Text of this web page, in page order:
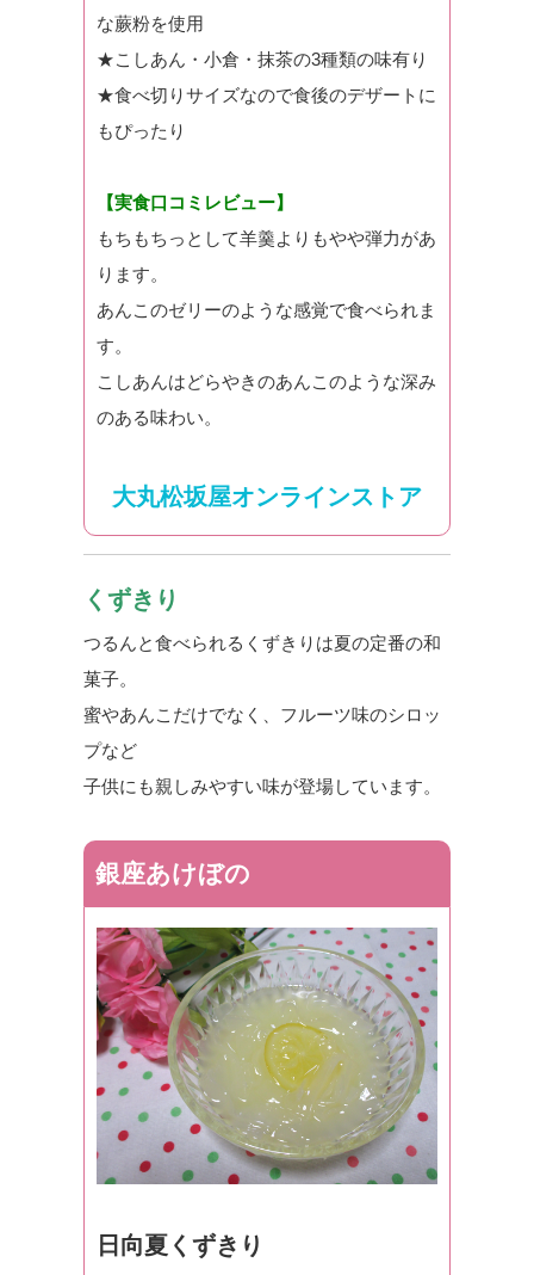
な蕨粉を使用
★こしあん・小倉・抹茶の3種類の味有り
★食べ切りサイズなので食後のデザートに
もぴったり
【実食口コミレビュー】
もちもちっとして羊羹よりもやや弾力があ
ります。
あんこのゼリーのような感覚で食べられま
す。
こしあんはどらやきのあんこのような深み
のある味わい。
大丸松坂屋オンラインストア
くずきり
つるんと食べられるくずきりは夏の定番の和
菓子。
蜜やあんこだけでなく、フルーツ味のシロッ
プなど
子供にも親しみやすい味が登場しています。
銀座あけぼの
日向夏くずきり